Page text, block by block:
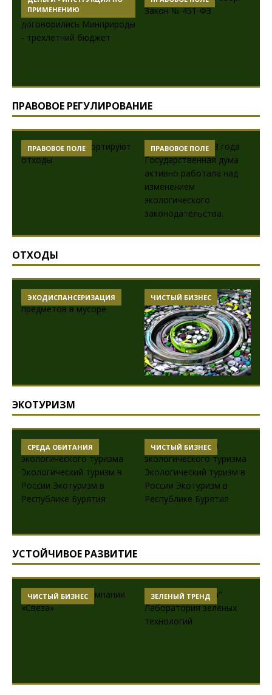
ПРИМЕНЕНИЮ
ПРАВОВОЕ РЕГУЛИРОВАНИЕ
ПРАВОВОЕ ПОЛЕ ПРАВОВОЕ ПОЛЕ
ОТХОДЫ
ЭКОДИСПАНСЕРИЗАЦИЯ ЧИСТЫЙ БИЗНЕС
ЭКОТУРИЗМ
СРЕДА ОБИТАНИЯ ЧИСТЫЙ БИЗНЕС
УСТОЙЧИВОЕ РАЗВИТИЕ
ЧИСТЫЙ БИЗНЕС ЗЕЛЕНЫЙ ТРЕНД